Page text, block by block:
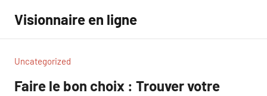
contenu
Visionnaire en ligne
Uncategorized
Faire le bon choix : Trouver votre